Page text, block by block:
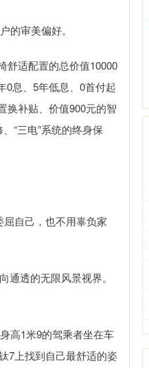
的审美偏好。
舒适配置的总价值10000
0息、5年低息、0首付起
换补贴、价值900元的智
“三电”系统的终身保
自己，也不用辜负家
透的无限风景视界。
高1米9的驾乘者坐在车
7上找到自己最舒适的姿